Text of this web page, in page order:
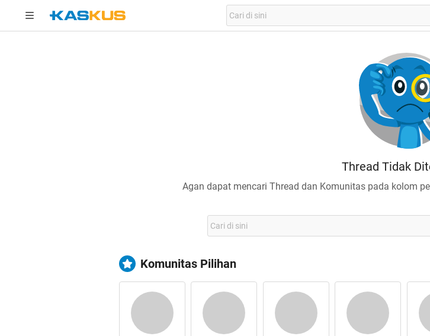
Thread Tidak
Agan dapat mencari Thread dan Komunitas pada kolom
Komunitas Pilihan